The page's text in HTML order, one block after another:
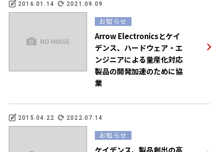
2016.01.14 2021.09.09
お知らせ
Arrow Electronicsとケイ
デンス、ハードウェア・エ
ンジニアによる量産化対応
製品の開発加速のために協
業
2015.04.22 2022.07.14
お知らせ
ケイデンス、製品創出の高